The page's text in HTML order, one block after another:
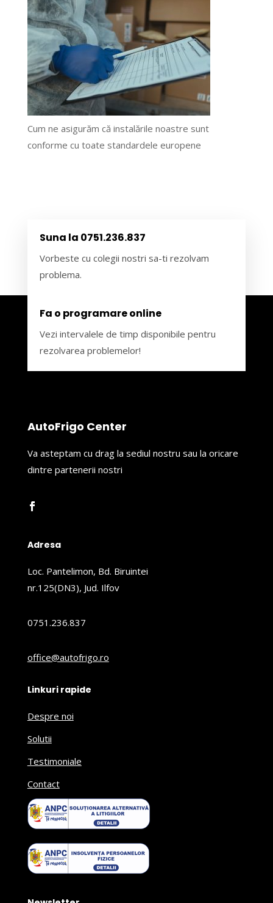
Cum ne asigurăm că instalările noastre sunt
conforme cu toate standardele europene
Suna la 0751.236.837
Vorbeste cu colegii nostri sa-ti rezolvam
problema.
Fa o programare online
Vezi intervalele de timp disponibile pentru
rezolvarea problemelor!
AutoFrigo Center
Va asteptam cu drag la sediul nostru sau la oricare
dintre partenerii nostri
Adresa
Loc. Pantelimon, Bd. Biruintei
nr.125(DN3), Jud. Ilfov
0751.236.837
office@autofrigo.ro
Linkuri rapide
Despre noi
Solutii
Testimoniale
Contact